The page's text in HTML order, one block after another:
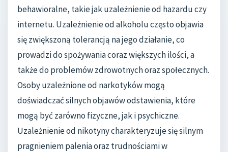
behawioralne, takie jak uzależnienie od hazardu czy
internetu. Uzależnienie od alkoholu często objawia
się zwiększoną tolerancją na jego działanie, co
prowadzi do spożywania coraz większych ilości, a
także do problemów zdrowotnych oraz społecznych.
Osoby uzależnione od narkotyków mogą
doświadczać silnych objawów odstawienia, które
mogą być zarówno fizyczne, jak i psychiczne.
Uzależnienie od nikotyny charakteryzuje się silnym
pragnieniem palenia oraz trudnościami w